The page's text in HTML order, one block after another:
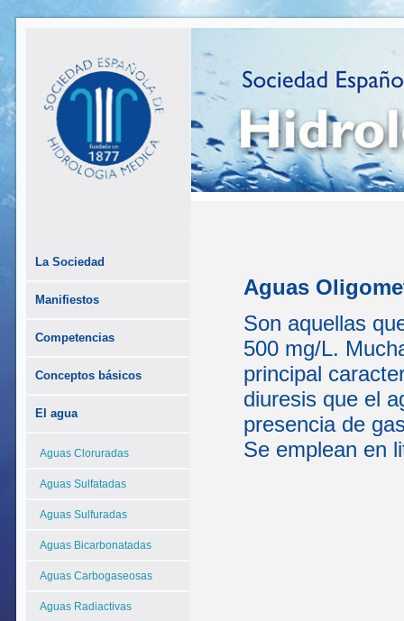
La Sociedad
Manifiestos
Competencias
Conceptos básicos
El agua
Aguas Cloruradas
Aguas Sulfatadas
Aguas Sulfuradas
Aguas Bicarbonatadas
Aguas Carbogaseosas
Aguas Radiactivas
Aguas
Son aquellas
500 mg/L.
principal
diuresis que el
presencia de
Se emplean en